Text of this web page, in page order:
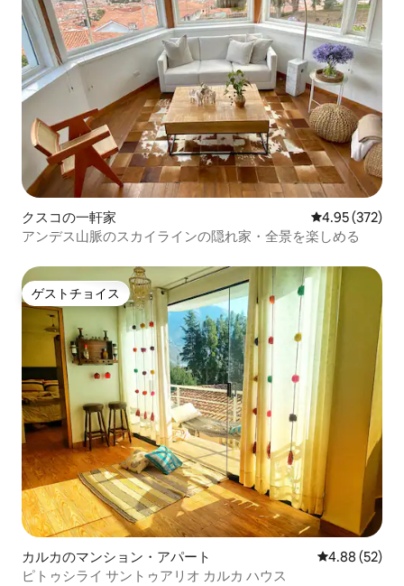
クスコの一軒家 レビュー372
4.95 (372)
アンデス山脈のスカイラインの隠れ家・全景を楽しめる
ゲストチョイス
ゲストチョイス
カルカのマンション・アパート レビュー52
4.88 (52)
ピトゥシライ サントゥアリオ カルカ ハウス